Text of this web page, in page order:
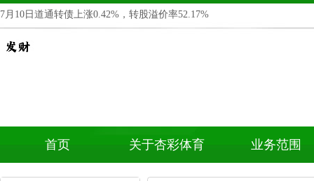
7月10日道通转债上涨0.42%，转股溢价率52.17%
首页 关于杏彩体育 业务范围